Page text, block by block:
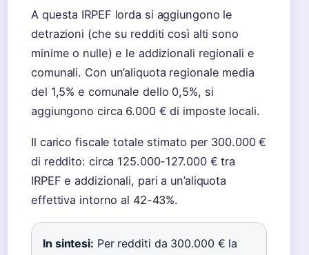
A questa IRPEF lorda si aggiungono le
detrazioni (che su redditi così alti sono
minime o nulle) e le addizionali regionali e
comunali. Con un’aliquota regionale media
del 1,5% e comunale dello 0,5%, si
aggiungono circa 6.000 € di imposte locali.
Il carico fiscale totale stimato per 300.000 €
di reddito: circa 125.000-127.000 € tra
IRPEF e addizionali, pari a un’aliquota
effettiva intorno al 42-43%.
In sintesi: Per redditi da 300.000 € la